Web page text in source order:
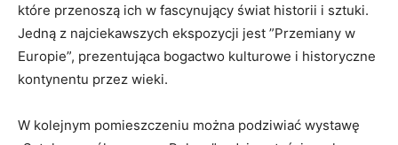
które przenoszą ich ‍w fascynujący świat historii i sztuki.‍
Jedną z najciekawszych ekspozycji jest ‌”Przemiany⁢ w
Europie”, prezentująca bogactwo kulturowe ‍i historyczne
⁤kontynentu przez ⁣wieki.
W kolejnym pomieszczeniu ‌można podziwiać wystawę